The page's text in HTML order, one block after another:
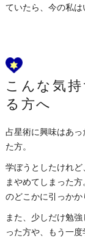
ていたら、今の私は
こんな気
る方へ
占星術に興味はあ
た方。
学ぼうとしたけれ
まやめてしまった
のどこかに引っかか
また、少しだけ勉
った方や、もう一